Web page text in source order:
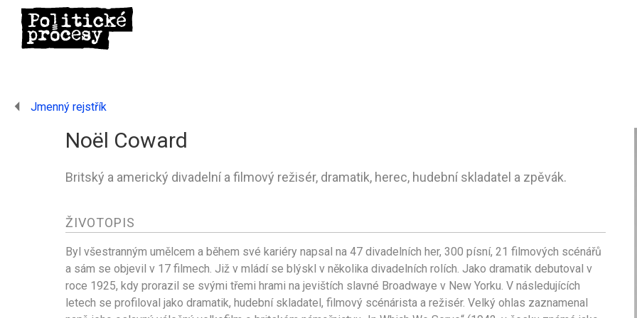
Jmenný rejstřík
Noël Coward
Britský a americký divadelní a filmový režisér, dramatik, herec, hudební skladatel a zpěvák.
ŽIVOTOPIS
Byl všestranným umělcem a během své kariéry napsal na 47 divadelních her, 300 písní, 21 filmových scénářů
a sám se objevil v 17 filmech. Již v mládí se blýskl v několika divadelních rolích. Jako dramatik debutoval v
roce 1925, kdy prorazil se svými třemi hrami na jevištích slavné Broadwaye v New Yorku. V následujících
letech se profiloval jako dramatik, hudební skladatel, filmový scénárista a režisér. Velký ohlas zaznamenal